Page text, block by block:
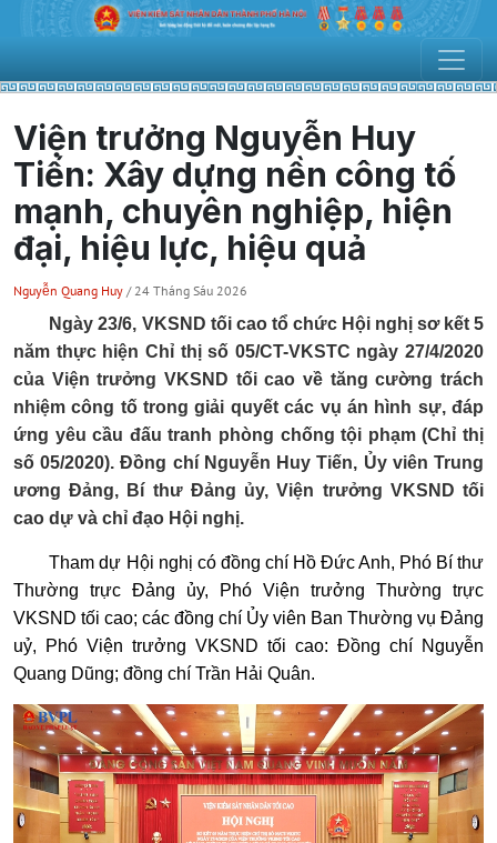
Viện trưởng Nguyễn Huy
Tiến: Xây dựng nền công tố
mạnh, chuyên nghiệp, hiện
đại, hiệu lực, hiệu quả
Nguyễn Quang Huy / 24 Tháng Sáu 2026
Ngày 23/6, VKSND tối cao tổ chức Hội nghị sơ kết 5
năm thực hiện Chỉ thị số 05/CT-VKSTC ngày 27/4/2020
của Viện trưởng VKSND tối cao về tăng cường trách
nhiệm công tố trong giải quyết các vụ án hình sự, đáp
ứng yêu cầu đấu tranh phòng chống tội phạm (Chỉ thị
số 05/2020). Đồng chí Nguyễn Huy Tiến, Ủy viên Trung
ương Đảng, Bí thư Đảng ủy, Viện trưởng VKSND tối
cao dự và chỉ đạo Hội nghị.
Tham dự Hội nghị có đồng chí Hồ Đức Anh, Phó Bí thư
Thường trực Đảng ủy, Phó Viện trưởng Thường trực
VKSND tối cao; các đồng chí Ủy viên Ban Thường vụ Đảng
uỷ, Phó Viện trưởng VKSND tối cao: Đồng chí Nguyễn
Quang Dũng; đồng chí Trần Hải Quân.